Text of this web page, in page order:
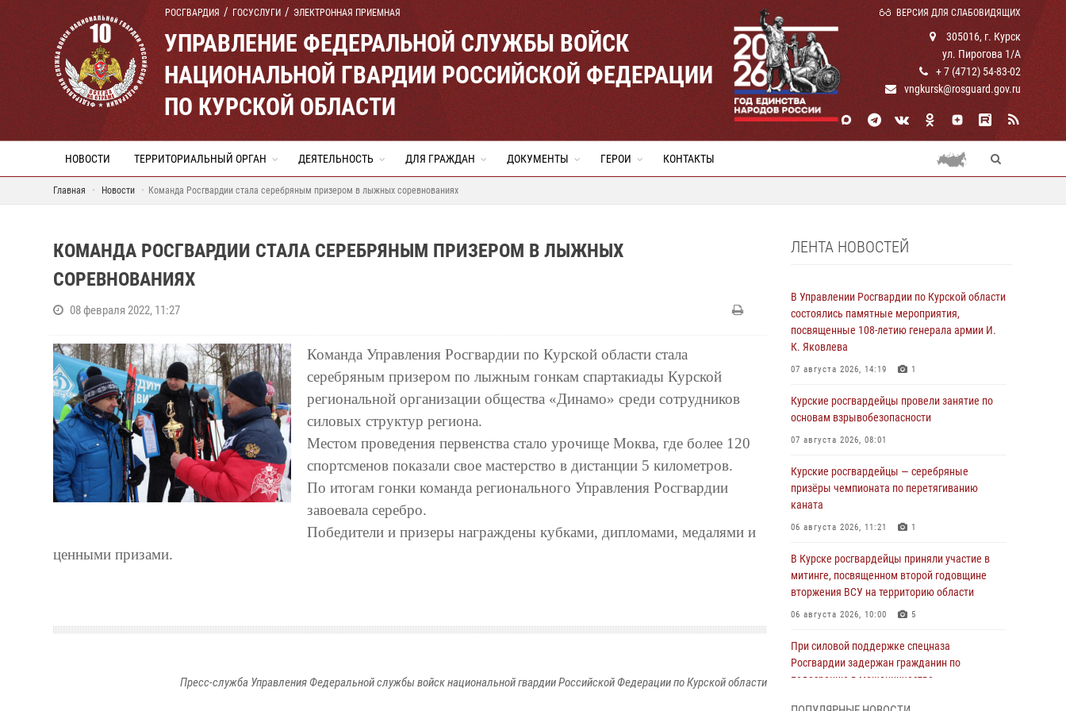
РОСГВАРДИЯ ГОСУСЛУГИ ЭЛЕКТРОННАЯ ПРИЕМНАЯ ВЕРСИЯ ДЛЯ СЛАБОВИДЯЩИХ
УПРАВЛЕНИЕ ФЕДЕРАЛЬНОЙ СЛУЖБЫ ВОЙСК
НАЦИОНАЛЬНОЙ ГВАРДИИ РОССИЙСКОЙ ФЕДЕРАЦИИ
ПО КУРСКОЙ ОБЛАСТИ
305016, г. Курск
ул. Пирогова 1/А
+ 7 (4712) 54-83-02
vngkursk@rosguard.gov.ru
НОВОСТИ ТЕРРИТОРИАЛЬНЫЙ ОРГАН ДЕЯТЕЛЬНОСТЬ ДЛЯ ГРАЖДАН ДОКУМЕНТЫ ГЕРОИ КОНТАКТЫ
Главная Новости Команда Росгвардии стала серебряным призером в лыжных соревнованиях
КОМАНДА РОСГВАРДИИ СТАЛА СЕРЕБРЯНЫМ ПРИЗЕРОМ В ЛЫЖНЫХ
СОРЕВНОВАНИЯХ
08 февраля 2022, 11:27
Команда Управления Росгвардии по Курской области стала
серебряным призером по лыжным гонкам спартакиады Курской
региональной организации общества «Динамо» среди сотрудников
силовых структур региона.
Местом проведения первенства стало урочище Моква, где более 120
спортсменов показали свое мастерство в дистанции 5 километров.
По итогам гонки команда регионального Управления Росгвардии
завоевала серебро.
Победители и призеры награждены кубками, дипломами, медалями и
ценными призами.
Пресс-служба Управления Федеральной службы войск национальной гвардии Российской Федерации по Курской области
ЛЕНТА НОВОСТЕЙ
В Управлении Росгвардии по Курской области
состоялись памятные мероприятия,
посвященные 108-летию генерала армии И.
К. Яковлева
07 августа 2026, 14:19 1
Курские росгвардейцы провели занятие по
основам взрывобезопасности
07 августа 2026, 08:01
Курские росгвардейцы — серебряные
призёры чемпионата по перетягиванию
каната
06 августа 2026, 11:21 1
В Курске росгвардейцы приняли участие в
митинге, посвященном второй годовщине
вторжения ВСУ на территорию области
06 августа 2026, 10:00 5
При силовой поддержке спецназа
Росгвардии задержан гражданин по
подозрению в мошенничестве